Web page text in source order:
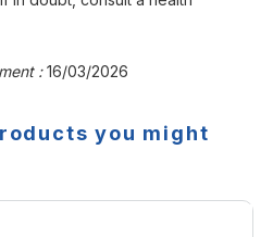
:16/03/2026
you might